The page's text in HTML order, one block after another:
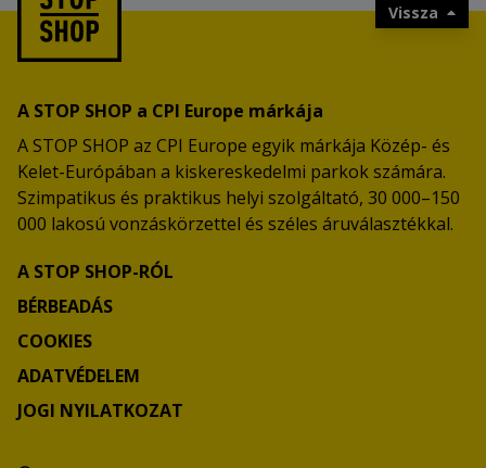
Vissza
A STOP SHOP a CPI Europe márkája
A STOP SHOP az CPI Europe egyik márkája Közép- és
Kelet-Európában a kiskereskedelmi parkok számára.
Szimpatikus és praktikus helyi szolgáltató, 30 000–150
000 lakosú vonzáskörzettel és széles áruválasztékkal.
A STOP SHOP-RÓL
BÉRBEADÁS
COOKIES
ADATVÉDELEM
JOGI NYILATKOZAT